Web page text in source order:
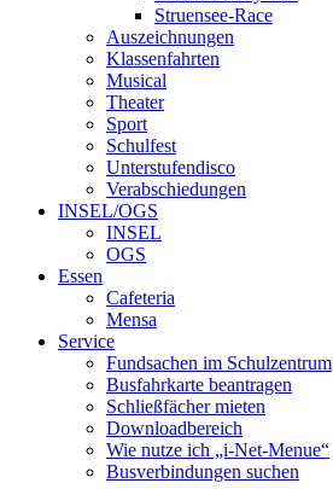
Struensee-Race
Auszeichnungen
Klassenfahrten
Musical
Theater
Sport
Schulfest
Unterstufendisco
Verabschiedungen
INSEL/OGS
INSEL
OGS
Essen
Cafeteria
Mensa
Service
Fundsachen im Schulzentrum
Busfahrkarte beantragen
Schließfächer mieten
Downloadbereich
Wie nutze ich „i-Net-Menue“
Busverbindungen suchen